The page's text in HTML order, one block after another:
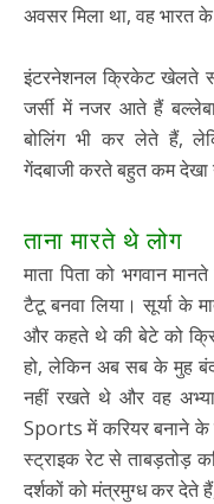
अवसर मिला था, वह भारत
इंटरनेशनल क्रिकेट खेलते
जर्सी में नजर आते हैं
बोलिंग भी कर लेते हैं,
गेंदबाजी करते बहुत कम देखा
ताना मारते थे लोग
माता पिता को भगवान
टैटू बनवा लिया। सूर्या के
और कहते थे की बेटे को
हो, लेकिन अब सब के मुह बंद
नहीं रखते थे और वह
Sports में करियर बनाने के
स्ट्राइक रेट से ताबड़तोड़
दर्शकों को मंत्रमुग्ध कर देते